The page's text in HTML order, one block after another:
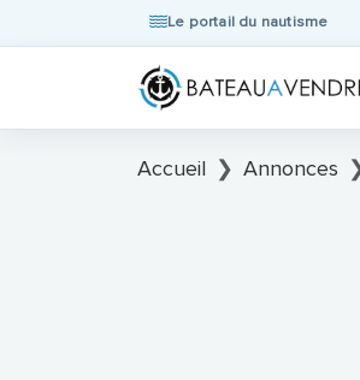
Le portail du nautisme
Accueil Annonces